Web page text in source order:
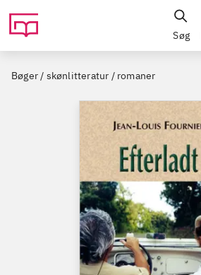
Søg
Bøger / skønlitteratur / romaner